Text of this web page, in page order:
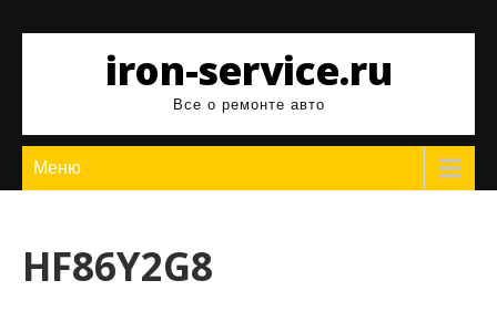
содержимомуiron-service.ru
Все о ремонте авто
Меню
HF86Y2G8